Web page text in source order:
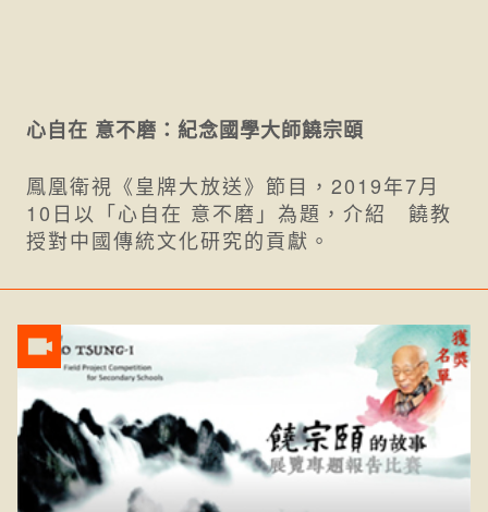
心自在 意不磨：紀念國學大師饒宗頤
鳳凰衛視《皇牌大放送》節目，2019年7月
10日以「心自在 意不磨」為題，介紹 饒教
授對中國傳統文化研究的貢獻。